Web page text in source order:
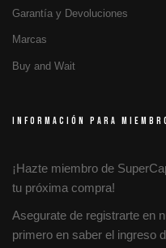
Garantía y Devoluciones
Marcas
Buy and Wait
INFORMACIÓN PARA
¡Hazte miembro de
tu próxima compra!
Asegurate de registrarte en
primero en saber el ingreso